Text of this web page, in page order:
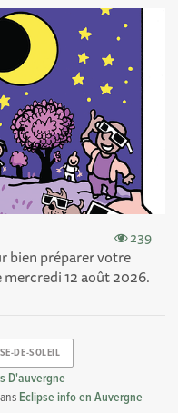
239
bien préparer votre
12 août 2026.
DE-SOLEIL
D'auvergne
Eclipse info en Auvergne